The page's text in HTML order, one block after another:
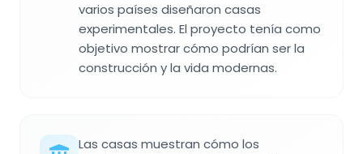
varios países diseñaron casas
experimentales. El proyecto tenía como
objetivo mostrar cómo podrían ser la
construcción y la vida modernas.
Las casas muestran cómo los